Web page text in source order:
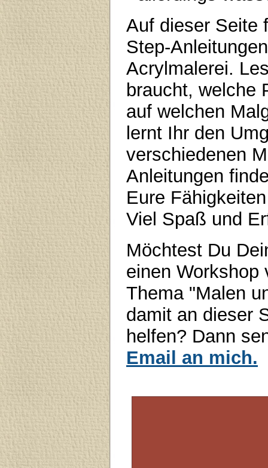
Auf dieser Seite
Step-
Acrylmalerei.
braucht, welche
auf welchen
lernt Ihr den
verschiedenen
Anleitungen
Eure
Viel Spaß und
Möchtest Du
einen Workshop
Thema "Malen
damit an dieser
helfen? Dann
Email an mich.